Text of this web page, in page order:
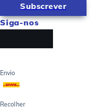
Subscrever
Siga-nos
Envio
Recolher